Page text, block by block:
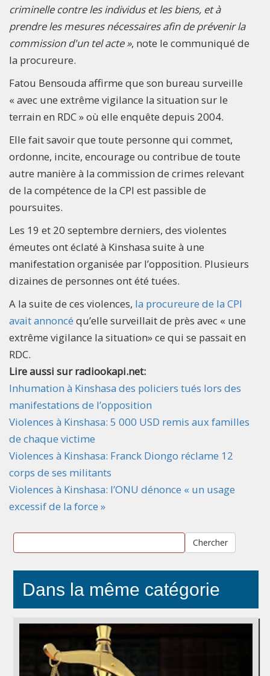
criminelle contre les individus et les biens, et à
prendre les mesures nécessaires afin de prévenir la
commission d'un tel acte », note le communiqué de
la procureure.
Fatou Bensouda affirme que son bureau surveille
« avec une extrême vigilance la situation sur le
terrain en RDC » où elle enquête depuis 2004.
Elle fait savoir que toute personne qui commet,
ordonne, incite, encourage ou contribue de toute
autre manière à la commission de crimes relevant
de la compétence de la CPI est passible de
poursuites.
Les 19 et 20 septembre derniers, des violentes
émeutes ont éclaté à Kinshasa suite à une
manifestation organisée par l’opposition. Plusieurs
dizaines de personnes ont été tuées.
A la suite de ces violences, la procureure de la CPI
avait annoncé qu’elle surveillait de près avec « une
extrême vigilance la situation» ce qui se passait en
RDC.
Lire aussi sur radiookapi.net:
Inhumation à Kinshasa des policiers tués lors des
manifestations de l’opposition
Violences à Kinshasa: 5 000 USD remis aux familles
de chaque victime
Violences à Kinshasa: Franck Diongo réclame 12
corps de ses militants
Violences à Kinshasa: l’ONU dénonce « un usage
excessif de la force »
Chercher
Dans la même catégorie